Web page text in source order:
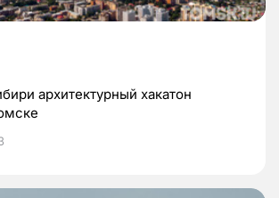
архитектурный хакатон